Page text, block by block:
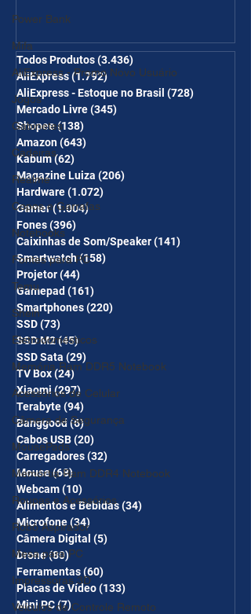
Power Bank
Mifa
AliExpress - Promo Novo Usuário
Jogos
Gabinetes
Cadeiras
Realme
Copos e Garrafas
Notebooks
Fontes para PC
Temu
Shein
Eletrodomésticos
Memória Ram DDR5 Notebook
Acessórios de Celular
Câmera de Segurança
MousePads
Memórtia Ram DDR4 Notebook
Roupas e Acessórios
Robô Aspirador
Mesa para PC
Impressoras 3D
Veículos de Controle Remoto
Ganhe Frete Grátis(R$10 de
desc em 6 itens/R$25 de
desc em 10 itens) OS
CUPONS SÃO VÁLIDOS NO
COMBO
Todos Produtos(3.436)
AliExpress(1.792) 1.792 posts
AliExpress - Estoque no Brasil (728)
Mercado Livre(345)
Shopee(138)
Amazon(643)
Kabum(62)
Magazine Luiza (206)
Hardware(1.072)
Gamer(1.004)1.004 posts
Fones(396)
Caixinhas de Som/Speaker(141)
Smartwatch(158)
Projetor(44)
Gamepad (161)
Smartphones(220)
SSD(73)
SSD M2(45)45 posts
SSD Sata (29)
TV Box(24)24 posts
Xiaomi(297) 297 posts
Terabyte(94)
Banggood (6)6 posts
Cabos USB(20)
Carregadores(32)
Mouse(68)68 posts
Webcam(10)
Alimentos e Bebidas(34)
Microfone(34)
Câmera Digital (5)
Drone(80)80 posts
Ferramentas(60)
Placas de Vídeo(133)
Mini PC(7)7 posts